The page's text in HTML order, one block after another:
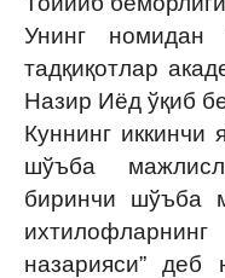
Унинг номидан
тадқиқотлар
Назир Иёд ўқиб
Куннинг
шўъба
биринчи шўъба
назарияси” деб